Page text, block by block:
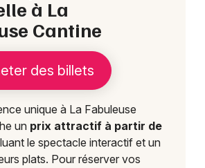
à La
Cantine
des billets
unique à La Fabuleuse
un prix attractif à partir de
le spectacle interactif et un
plats. Pour réserver vos